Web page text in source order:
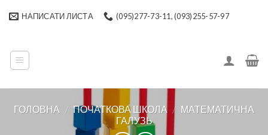
НАПИСАТИ ЛИСТА (095)277-73-11, (093)255-57-97
ГОЛОВНА / ПОЧАТКОВА ШКОЛА / МАТЕМАТИЧНА
ГАЛУЗЬ